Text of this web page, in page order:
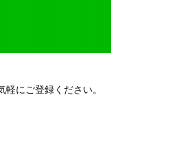
にご登録ください。